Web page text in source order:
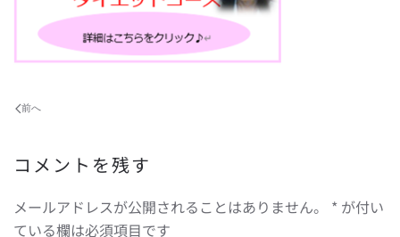
前へ
コメントを残す
メールアドレスが公開されることはありません。 * が付い
ている欄は必須項目です